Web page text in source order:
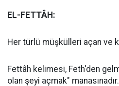
EL-FETTÂH:
Her türlü müşkülleri açan ve
Fettâh kelimesi, Feth'den
olan şeyi açmak" manasınadır.